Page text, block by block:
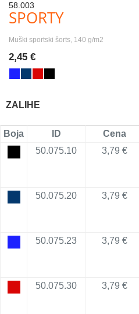
58.003
SPORTY
Muški sportski šorts, 140 g/m2
2,45 €
ZALIHE
Boja ID Cena
50.075.10
3,79 €
50.075.20 3,79 €
50.075.23 3,79 €
50.075.30 3,79 €